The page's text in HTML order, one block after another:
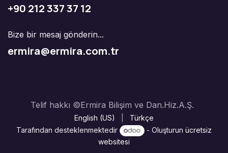
+90 212 337 37 12
Bize bir mesaj gönderin...
ermira@ermira.com.tr
Telif hakkı ©Ermira Bilişim ve Dan.Hiz.A.Ş.
English (US)
Türkçe
Tarafından desteklenmektedir
- Oluşturun ücretsiz
websitesi